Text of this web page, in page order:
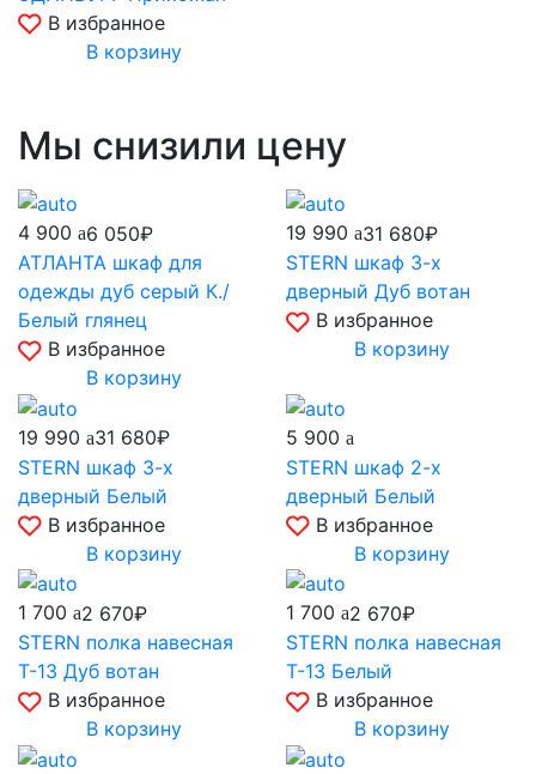
В избранное
В корзину
Мы снизили цену
4 900
6 050₽
АТЛАНТА шкаф для
одежды дуб серый К./
Белый глянец
В избранное
В корзину
19 990
31 680₽
STERN шкаф 3-х
дверный Дуб вотан
В избранное
В корзину
19 990
31 680₽
STERN шкаф 3-х
дверный Белый
В избранное
В корзину
5 900
STERN шкаф 2-х
дверный Белый
В избранное
В корзину
1 700
2 670₽
STERN полка навесная
Т-13 Дуб вотан
В избранное
В корзину
1 700
2 670₽
STERN полка навесная
Т-13 Белый
В избранное
В корзину